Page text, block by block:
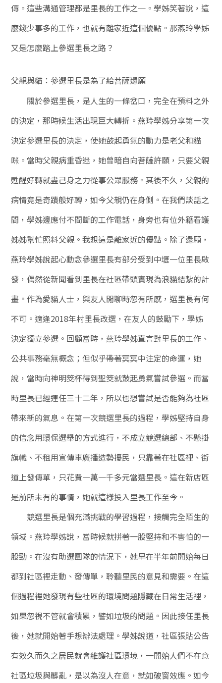
傳。這些溝通管理都是里長的工作之一。學姊笑著說，這
麼錢少事多的工作，也就有離家近這個優點。那燕玲學姊
又是怎麼踏上參選里長之路？
父親與貓：參選里長是為了給菩薩還願
關於參選里長，是人生的一條岔口，完全在預料之外
的決定，那時候生活出現巨大轉折。燕玲學姊分享第一次
決定參選里長的決定，使她鼓起勇氣的動力是老父和貓
咪。當時父親病重昏迷，她曾暗自向菩薩許願，只要父親
甦醒好轉就盡己身之力從事公眾服務。其後不久，父親的
病情竟是奇蹟般好轉，如今父親仍在身側。在我們談話之
間，學姊邊應付不間斷的工作電話，身旁也有位外籍看護
姊姊幫忙照料父親。我想這是離家近的優點。除了還願，
燕玲學姊說起心動念參選里長有部分受到中壢一位里長啟
發，偶然從新聞看到里長在社區帶頭實現為浪貓結紮的計
畫。作為愛貓人士，與友人閒聊時忽有所感，選里長有何
不可。適逢2018年村里長改選，在友人的鼓勵下，學姊
決定獨立參選。回顧當時，燕玲學姊直言對里長的工作、
公共事務毫無概念；但似乎帶著冥冥中注定的命運，她
說，當時向神明筊杯得到聖筊就鼓起勇氣嘗試參選。而當
時里長已經連任三十二年，所以也想嘗試是否能夠為社區
帶來新的氣息。在第一次競選里長的過程，學姊堅持自身
的信念用環保選舉的方式進行，不成立競選總部、不懸掛
旗幟、不租用宣傳車廣播造勢擾民，只靠著在社區裡、街
道上發傳單，只花費一萬一千多元當選里長。這在新店區
是前所未有的事情，她就這樣投入里長工作至今。
競選里長是個充滿挑戰的學習過程，接觸完全陌生的
領域。燕玲學姊說，當時候就拼著一股堅持和不害怕的一
股勁。在沒有助選團隊的情況下，她早在半年前開始每日
都到社區裡走動、發傳單，聆聽里民的意見和需要。在這
個過程裡她發現有些社區的環境問題隱藏在日常生活裡，
如果忽視不管就會積累，譬如垃圾的問題。因此接任里長
後，她就開始著手想辦法處理。學姊說道，社區張貼公告
有效久而久之居民就會維護社區環境，一開始人們不在意
社區垃圾與髒亂，是以為沒人在意，就如破窗效應。如今